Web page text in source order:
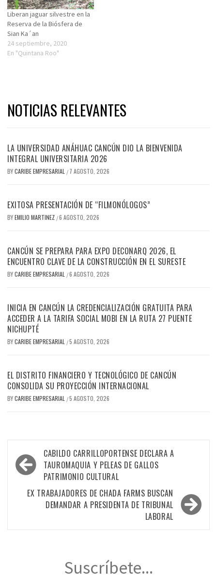
Liberan jaguar silvestre en la
Reserva de la Biósfera de
Sian Ka´an
24 septiembre, 2020
En "Quintana Roo"
NOTICIAS RELEVANTES
LA UNIVERSIDAD ANÁHUAC CANCÚN DIO LA BIENVENIDA
INTEGRAL UNIVERSITARIA 2026
BYCARIBE EMPRESARIAL / 7 AGOSTO, 2026
EXITOSA PRESENTACIÓN DE “FILMONÓLOGOS”
BYEMILIO MARTINEZ /6 AGOSTO, 2026
CANCÚN SE PREPARA PARA EXPO DECONARQ 2026, EL
ENCUENTRO CLAVE DE LA CONSTRUCCIÓN EN EL SURESTE
BYCARIBE EMPRESARIAL /6 AGOSTO, 2026
INICIA EN CANCÚN LA CREDENCIALIZACIÓN GRATUITA PARA
ACCEDER A LA TARIFA SOCIAL MOBI EN LA RUTA 27 PUENTE
NICHUPTÉ
BYCARIBE EMPRESARIAL /5 AGOSTO, 2026
EL DISTRITO FINANCIERO Y TECNOLÓGICO DE CANCÚN
CONSOLIDA SU PROYECCIÓN INTERNACIONAL
BYCARIBE EMPRESARIAL /5 AGOSTO, 2026
Navegación
de
entradas
CABILDO CARRILLOPORTENSE DECLARA A
TAUROMAQUIA Y PELEAS DE GALLOS
PATRIMONIO CULTURAL
EX TRABAJADORES DE CHADA FARMS BUSCAN
DEMANDAR A PRESIDENTA DE TRIBUNAL
LABORAL
Suscríbete...